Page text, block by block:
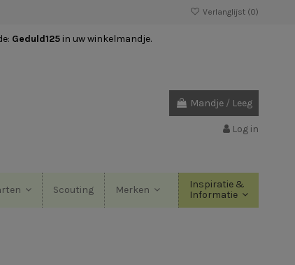
Verlanglijst (0)
Geduld125 in uw winkelmandje.
Mandje / Leeg
Log in
Scouting Merken
Inspiratie &
Informatie